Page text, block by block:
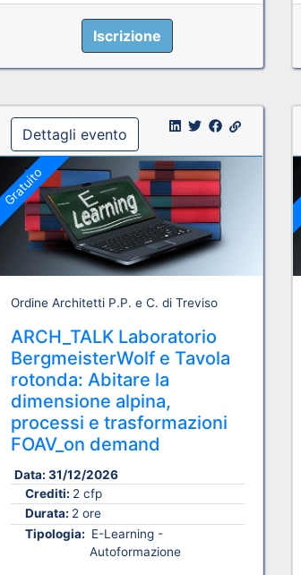
Iscrizione
Dettagli evento
Gratuito
Ordine Architetti P.P. e C. di Treviso
ARCH_TALK Laboratorio
BergmeisterWolf e Tavola
rotonda: Abitare la
dimensione alpina,
processi e trasformazioni
FOAV_on demand
Data: 31/12/2026
Crediti: 2 cfp
Durata: 2 ore
Tipologia: E-Learning -
Autoformazione